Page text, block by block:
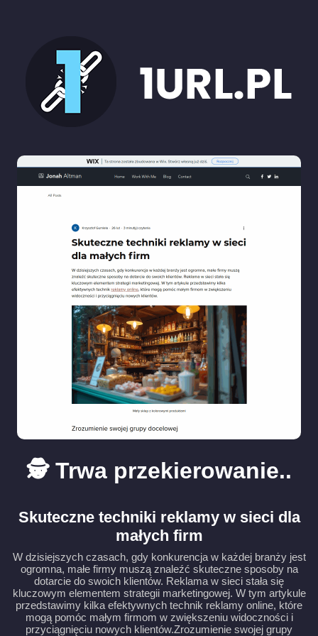
🕵️ Trwa przekierowanie..
Skuteczne techniki reklamy w sieci dla
małych firm
W dzisiejszych czasach, gdy konkurencja w każdej branży jest
ogromna, małe firmy muszą znaleźć skuteczne sposoby na
dotarcie do swoich klientów. Reklama w sieci stała się
kluczowym elementem strategii marketingowej. W tym artykule
przedstawimy kilka efektywnych technik reklamy online, które
mogą pomóc małym firmom w zwiększeniu widoczności i
przyciągnięciu nowych klientów.Zrozumienie swojej grupy